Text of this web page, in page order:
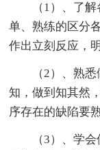
（1）、了
单、熟练的区分
作出立刻反应，
（2）、熟
知，做到知其然
序存在的缺陷要
（3）、学